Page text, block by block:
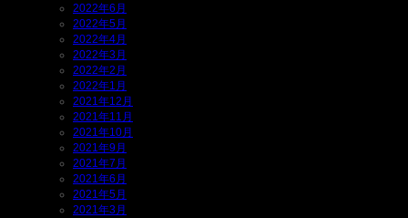
2022年6月
2022年5月
2022年4月
2022年3月
2022年2月
2022年1月
2021年12月
2021年11月
2021年10月
2021年9月
2021年7月
2021年6月
2021年5月
2021年3月